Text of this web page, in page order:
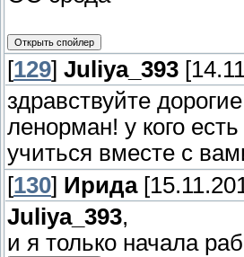
[129] Juliya_393
здравствуйте
ленорман! у кого
учиться вместе с
[130] Ирида
Juliya_393,
и я только начала